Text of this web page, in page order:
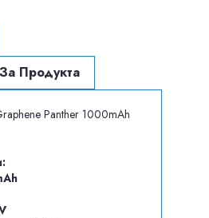
Продукта
Panther 1000mAh